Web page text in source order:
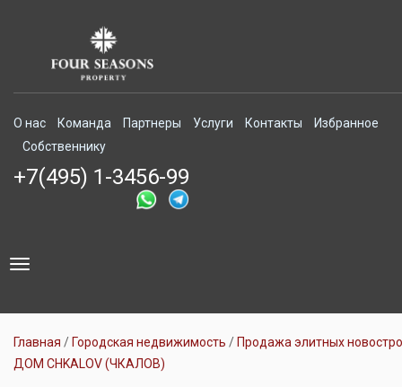
О нас Команда Партнеры Услуги Контакты
Избранное
Собственнику
+7(495) 1-3456-99
Toggle
Главная Городская недвижимость
Продажа элитных
ДОМ CHKALOV (ЧКАЛОВ)